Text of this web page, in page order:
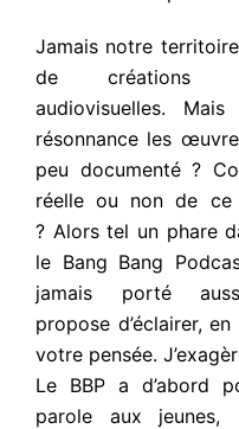
Jamais notre
de créations
audiovisuelles.
résonnance les
peu documenté ?
réelle ou non de ce
? Alors tel un phare
le Bang Bang
jamais porté
propose d’éclairer,
votre pensée.
Le BBP a d’abord
parole aux